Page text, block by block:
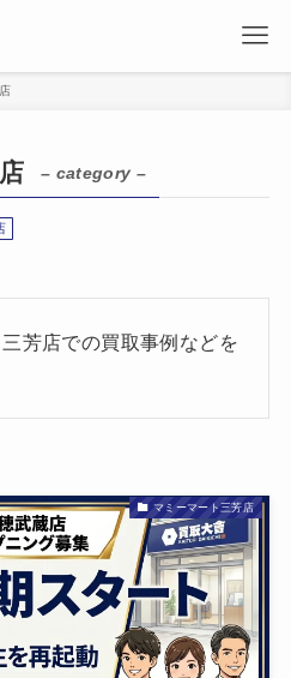
– category –
芳店での買取事例などを
マミーマート三芳店